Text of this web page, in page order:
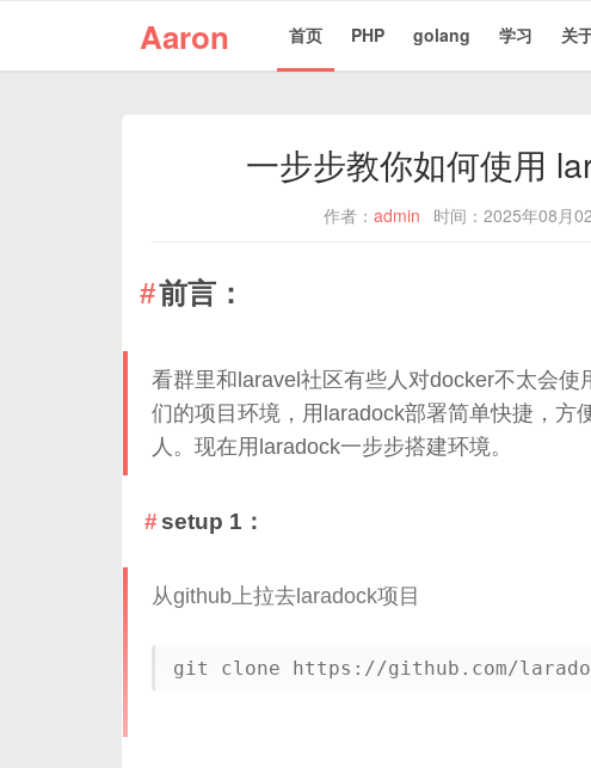
Aaron 首页 PHP golang 学习 关
一步步教你如何使用
作者： admin 时间：2025年08月
前言：
看群里和laravel社区有些人对docker不太会
们的项目环境，用laradock部署简单快捷，方
人。现在用laradock一步步搭建环境。
setup 1：
从github上拉去laradock项目